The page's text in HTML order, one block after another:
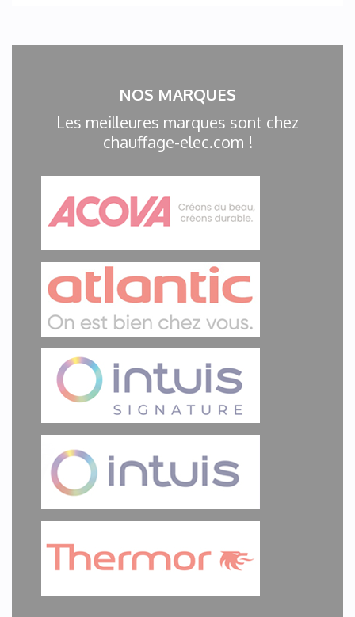
NOS MARQUES
Les meilleures marques sont chez
chauffage-elec.com !